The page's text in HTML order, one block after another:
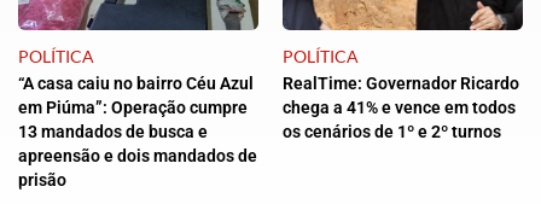
POLÍTICA
“A casa caiu no bairro Céu Azul
em Piúma”: Operação cumpre
13 mandados de busca e
apreensão e dois mandados de
prisão
POLÍTICA
RealTime: Governador Ricardo
chega a 41% e vence em todos
os cenários de 1º e 2º turnos